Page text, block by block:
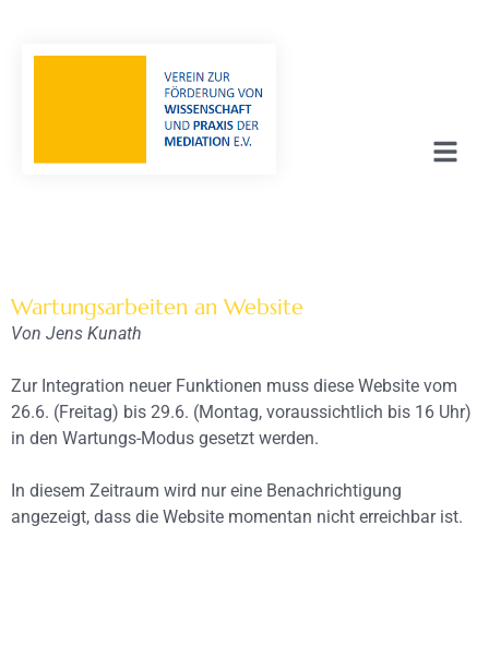
Wartungsarbeiten an Website
Von Jens Kunath
Zur Integration neuer Funktionen muss diese Website vom
26.6. (Freitag) bis 29.6. (Montag, voraussichtlich bis 16 Uhr)
in den Wartungs-Modus gesetzt werden.
In diesem Zeitraum wird nur eine Benachrichtigung
angezeigt, dass die Website momentan nicht erreichbar ist.